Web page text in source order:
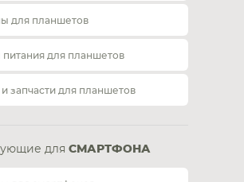
для планшетов
для планшетов
запчасти для планшетов
для СМАРТФОНА